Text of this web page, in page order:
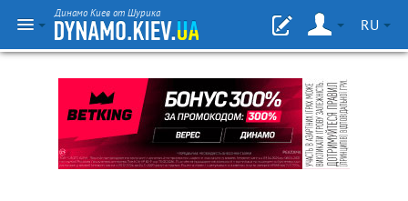
Динамо Киев от Шурика
RU